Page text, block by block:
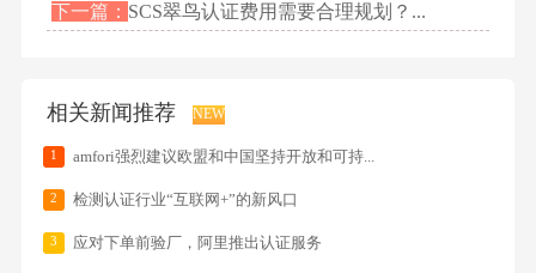
下一篇： SCS翠鸟认证费用需要合理规划？...
相关新闻推荐 NEW
1 amfori强烈建议欧盟和中国坚持开放和可持...
2 检测认证行业“互联网+”的新风口
3 应对下单前验厂，阿里推出认证服务